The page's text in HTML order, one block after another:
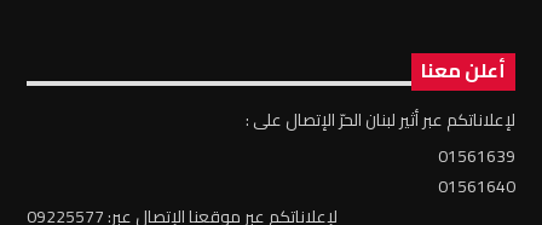
أعلن معنا
لإعلاناتكم عبر أثير لبنان الحرّ الإتصال على :
01561639
01561640
لإعلاناتكم عبر موقعنا الإتصال عبر: 09225577